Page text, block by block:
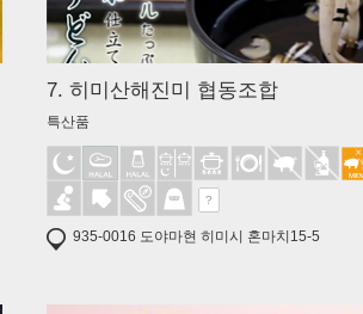
7. 히미산해진미 협동조합
특산품
?
935-0016 도야마현 히미시 혼마치15-5